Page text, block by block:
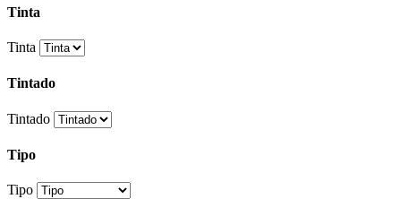
Tinta
Tinta
Tintado
Tintado
Tipo
Tipo